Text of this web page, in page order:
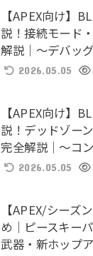
【APEX向け】
説！接続モード
解説｜～デバッ
2026.05.05
【APEX向け】
説！デッドゾー
完全解説｜～コ
2026.05.05
【APEX/シーズ
め｜ピースキー
武器・新ホップ